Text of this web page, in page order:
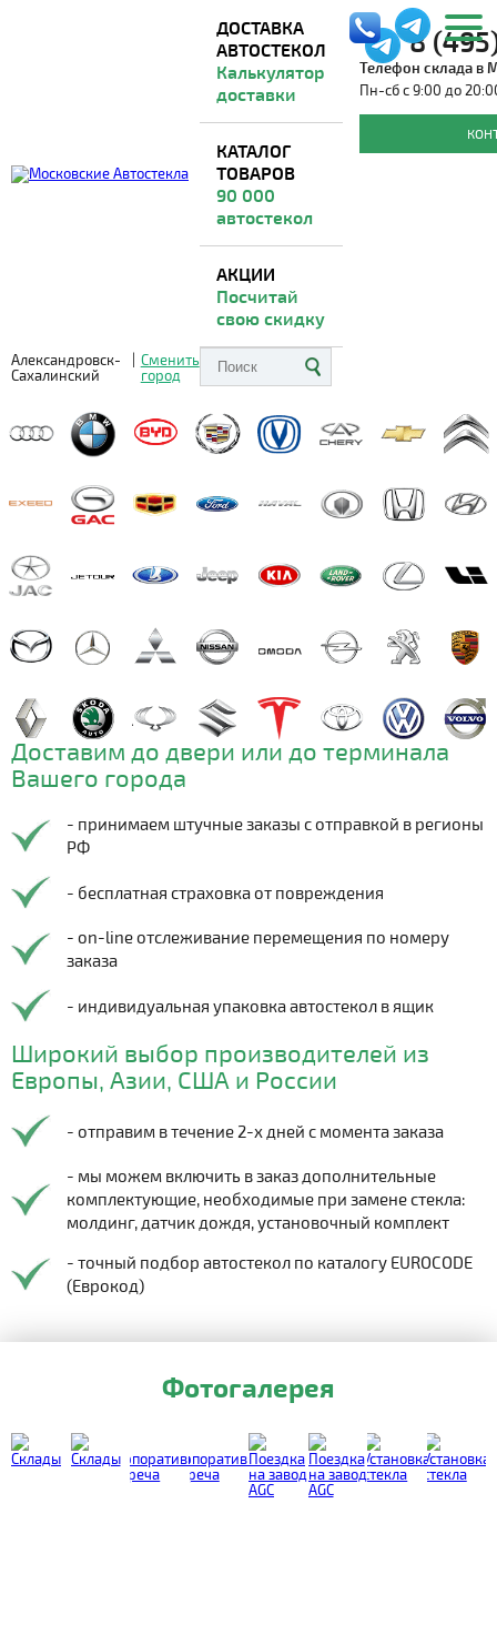
ДОСТАВКА
АВТОСТЕКОЛ
Калькулятор
доставки
КАТАЛОГ
ТОВАРОВ
90 000
автостекол
АКЦИИ
Посчитай
свою скидку
Александровск-
Сахалинский
| Сменить
город
8
Телефон склада в
Пн-сб с 9:00 до
ВО ВСЕ РЕГИОНЫ
Доставим до двери или до терминала
Вашего города
- принимаем штучные заказы с отправкой в регионы
РФ
- бесплатная страховка от повреждения
- on-line отслеживание перемещения по номеру
заказа
- индивидуальная упаковка автостекол в ящик
Широкий выбор производителей из
Европы, Азии, США и России
- отправим в течение 2-х дней с момента заказа
- мы можем включить в заказ дополнительные
комплектующие, необходимые при замене стекла:
молдинг, датчик дождя, установочный комплект
- точный подбор автостекол по каталогу EUROCODE
(Еврокод)
Фотогалерея